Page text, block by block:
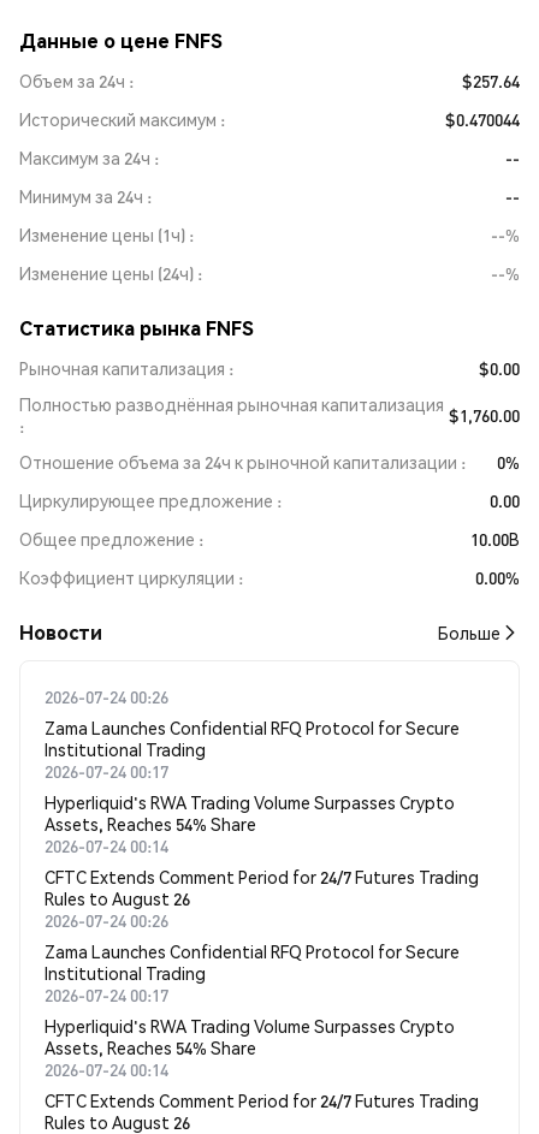
Данные о цене FNFS
Объем за 24ч
$257.64
Исторический максимум
$0.470044
Максимум за 24ч
--
Минимум за 24ч
--
Изменение цены (1ч)
--%
Изменение цены (24ч)
--%
Статистика рынка FNFS
Рыночная капитализация
$0.00
Полностью разводнённая рыночная капитализация $1,760.00
Отношение объема за 24ч к рыночной капитализации
0%
Циркулирующее предложение
0.00
Общее предложение
10.00B
Коэффициент циркуляции
0.00%
Новости Больше
2026-07-24 00:26
Zama Launches Confidential RFQ Protocol for Secure
Institutional Trading
2026-07-24 00:17
Hyperliquid's RWA Trading Volume Surpasses Crypto
Assets, Reaches 54% Share
2026-07-24 00:14
CFTC Extends Comment Period for 24/7 Futures Trading
Rules to August 26
2026-07-24 00:26
Zama Launches Confidential RFQ Protocol for Secure
Institutional Trading
2026-07-24 00:17
Hyperliquid's RWA Trading Volume Surpasses Crypto
Assets, Reaches 54% Share
2026-07-24 00:14
CFTC Extends Comment Period for 24/7 Futures Trading
Rules to August 26